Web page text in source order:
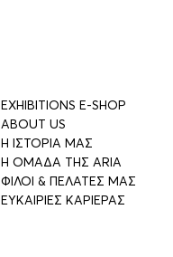
EXHIBITIONS E-SHOP
ABOUT US
Η ΙΣΤΟΡΙΑ ΜΑΣ
Η ΟΜΑΔΑ ΤΗΣ ARIA
ΦΙΛΟΙ & ΠΕΛΑΤΕΣ ΜΑΣ
ΕΥΚΑΙΡΙΕΣ ΚΑΡΙΕΡΑΣ